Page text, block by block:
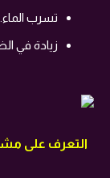
تسرب الماء.
زيادة في
التعرف على